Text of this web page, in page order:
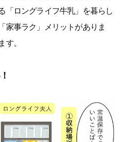
「ロングライフ牛乳」を暮らし
家事ラク」メリットがありま
す。